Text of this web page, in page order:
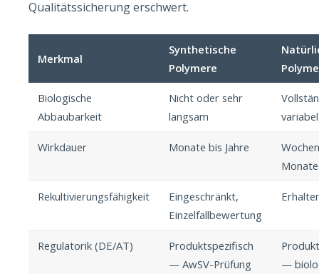
Qualitätssicherung erschwert.
Merkmal
Synthetische
Polymere
Biologische
Abbaubarkeit
Nicht oder sehr
langsam
variabel
Wirkdauer Monate bis Jahre
Monate
Rekultivierungsfähigkeit
Eingeschränkt,
Einzelfallbewertung
Regulatorik (DE/AT)
Produktspezifisch
— AwSV-Prüfung
—